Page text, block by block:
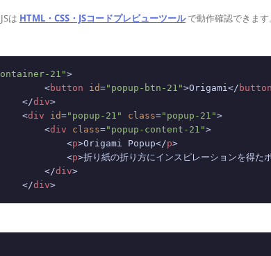
は HTML・CSS・JSコードプレビューツールで動作確認できます。
21">
<button id="popup-btn-21">Origami</ button
</div>
<div id="popup-21" class="popup-21">
<div class="popup-content-21">
<p>Origami Popup</p>
<p>折り紙の折り方にインスピレーションを得た
</div>
</div>